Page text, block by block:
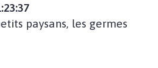
paysans, les germes